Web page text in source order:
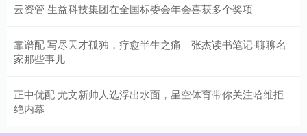
云资管 生益科技集团在全国标委会年会喜获多个奖项
靠谱配 写尽天才孤独，疗愈半生之痛｜张杰读书笔记·聊聊名
家那些事儿
正中优配 尤文新帅人选浮出水面，星空体育带你关注哈维拒
绝内幕